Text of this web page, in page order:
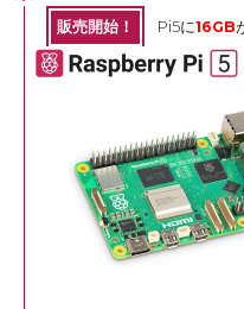
販売開始！ Pi5に16GB